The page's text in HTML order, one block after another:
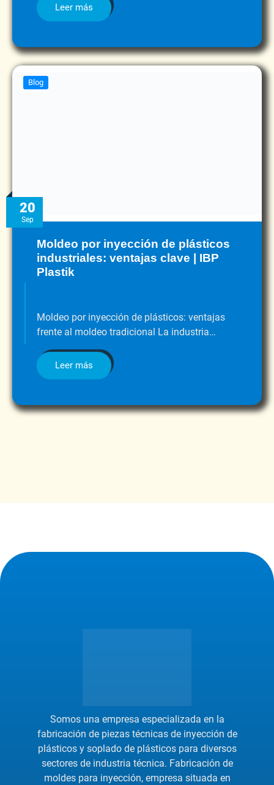
Leer más
20
Sep
Blog
Moldeo por inyección de plásticos
industriales: ventajas clave | IBP
Plastik
Moldeo por inyección de plásticos: ventajas
frente al moldeo tradicional La industria…
Leer más
Somos una empresa especializada en la
fabricación de piezas técnicas de inyección de
plásticos y soplado de plásticos para diversos
sectores de industria técnica. Fabricación de
moldes para inyección, empresa situada en